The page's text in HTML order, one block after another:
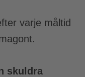
varje måltid
skuldra